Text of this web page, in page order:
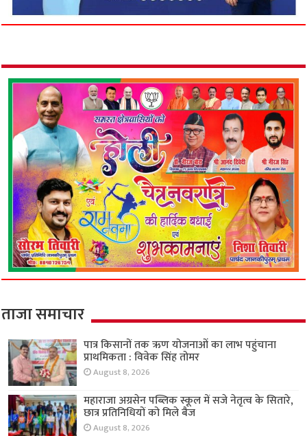
ताजा समाचार
पात्र किसानों तक ऋण योजनाओं का लाभ पहुंचाना
प्राथमिकता : विवेक सिंह तोमर
August 8, 2026
महाराजा अग्रसेन पब्लिक स्कूल में सजे नेतृत्व के सितारे,
छात्र प्रतिनिधियों को मिले बैज
August 8, 2026